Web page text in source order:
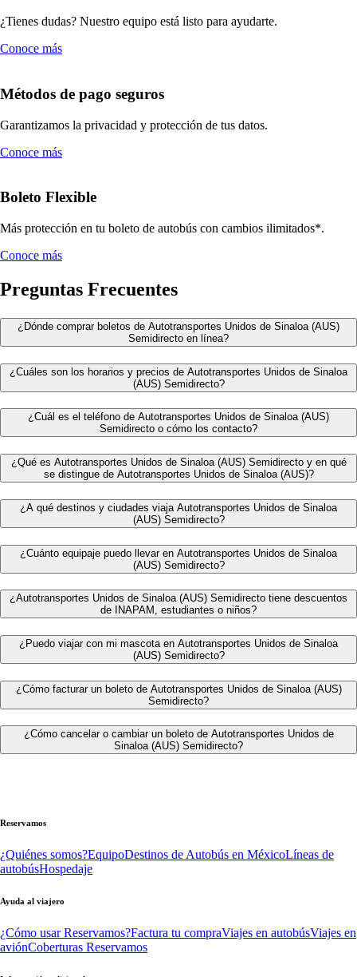
¿Tienes dudas? Nuestro equipo está listo para ayudarte.
Conoce más
Métodos de pago seguros
Garantizamos la privacidad y protección de tus datos.
Conoce más
Boleto Flexible
Más protección en tu boleto de autobús con cambios ilimitados*.
Conoce más
Preguntas Frecuentes
¿Dónde comprar boletos de Autotransportes Unidos de Sinaloa (AUS)
Semidirecto en línea?
¿Cuáles son los horarios y precios de Autotransportes Unidos de Sinaloa
(AUS) Semidirecto?
¿Cuál es el teléfono de Autotransportes Unidos de Sinaloa (AUS)
Semidirecto o cómo los contacto?
¿Qué es Autotransportes Unidos de Sinaloa (AUS) Semidirecto y en qué
se distingue de Autotransportes Unidos de Sinaloa (AUS)?
¿A qué destinos y ciudades viaja Autotransportes Unidos de Sinaloa
(AUS) Semidirecto?
¿Cuánto equipaje puedo llevar en Autotransportes Unidos de Sinaloa
(AUS) Semidirecto?
¿Autotransportes Unidos de Sinaloa (AUS) Semidirecto tiene descuentos
de INAPAM, estudiantes o niños?
¿Puedo viajar con mi mascota en Autotransportes Unidos de Sinaloa
(AUS) Semidirecto?
¿Cómo facturar un boleto de Autotransportes Unidos de Sinaloa (AUS)
Semidirecto?
¿Cómo cancelar o cambiar un boleto de Autotransportes Unidos de
Sinaloa (AUS) Semidirecto?
Reservamos
¿Quiénes somos?EquipoDestinos de Autobús en MéxicoLíneas de
autobúsHospedaje
Ayuda al viajero
¿Cómo usar Reservamos?Factura tu compraViajes en autobúsViajes en
aviónCoberturas Reservamos